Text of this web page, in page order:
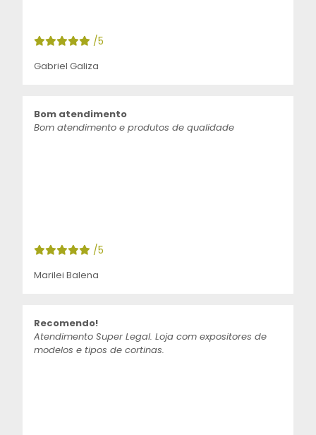
/5
Gabriel Galiza
Bom atendimento
Bom atendimento e produtos de qualidade
/5
Marilei Balena
Recomendo!
Atendimento Super Legal. Loja com expositores de
modelos e tipos de cortinas.